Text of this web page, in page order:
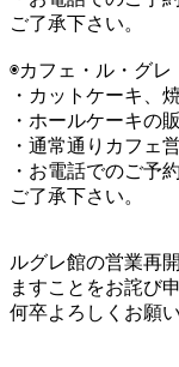
ご了承下さい。
◉カフェ・ル・グレ
・カットケーキ、
・ホールケーキの
・通常通りカフェ
・お電話でのご予
ご了承下さい。
ルグレ館の営業再
ますことをお詫び
何卒よろしくお願